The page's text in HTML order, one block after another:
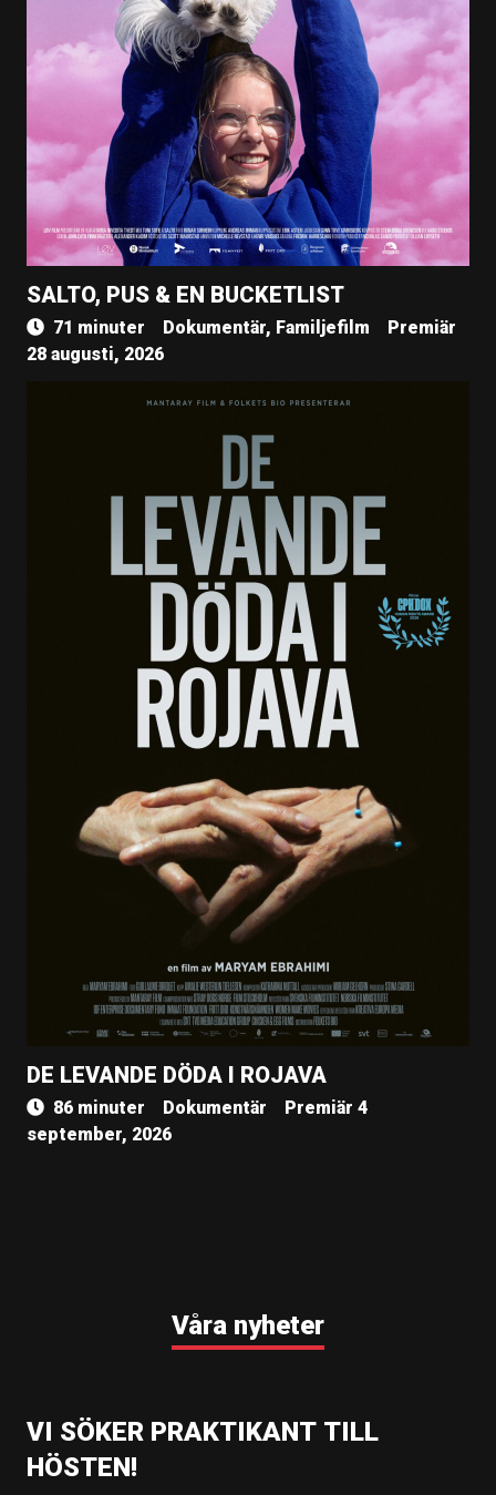
SALTO, PUS & EN BUCKETLIST
71 minuter Dokumentär, Familjefilm
Premiär
28 augusti, 2026
DE LEVANDE DÖDA I ROJAVA
86 minuter Dokumentär
Premiär 4
september, 2026
Våra nyheter
VI SÖKER PRAKTIKANT TILL
HÖSTEN!